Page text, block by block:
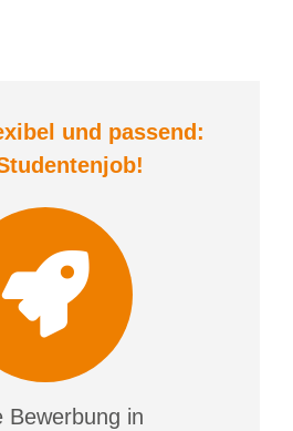
und passend:
enjob!
Bewerbung in